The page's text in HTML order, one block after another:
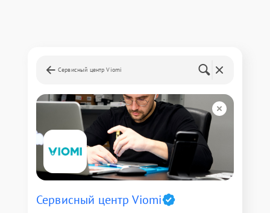
Сервисный центр Viomi
Сервисный центр Viomi